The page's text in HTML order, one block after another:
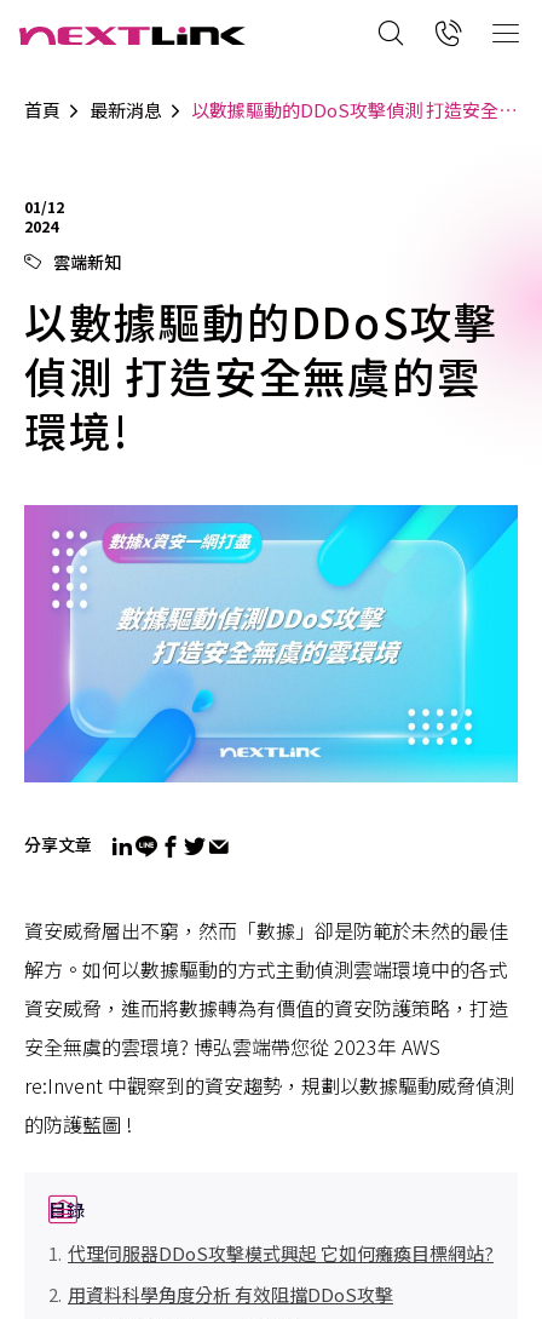
首頁 最新消息 以數據驅動的DDoS攻擊偵測 打造安全無虞的雲環境!
01/12
2024
雲端新知
以數據驅動的DDoS攻擊
偵測 打造安全無虞的雲
環境!
分享文章
資安威脅層出不窮，然而「數據」卻是防範於未然的最佳
解方。如何以數據驅動的方式主動偵測雲端環境中的各式
資安威脅，進而將數據轉為有價值的資安防護策略，打造
安全無虞的雲環境? 博弘雲端帶您從 2023年 AWS
re:Invent 中觀察到的資安趨勢，規劃以數據驅動威脅偵測
的防護藍圖 !
目錄
代理伺服器DDoS攻擊模式興起 它如何癱瘓目標網站?
用資料科學角度分析 有效阻擋DDoS攻擊